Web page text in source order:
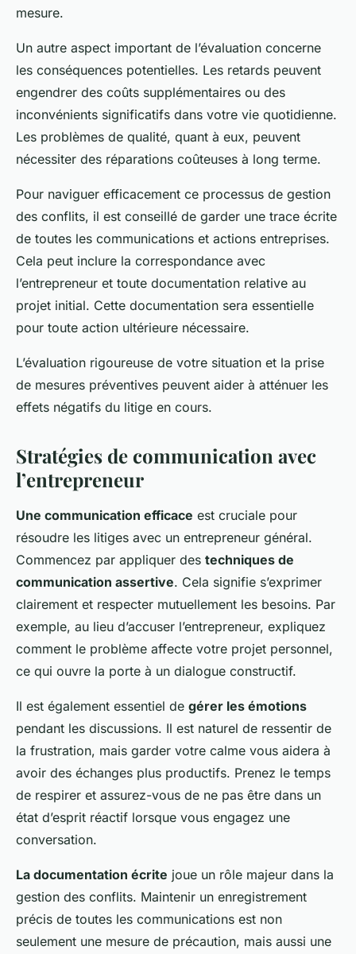
mesure.
Un autre aspect important de l’évaluation concerne
les conséquences potentielles. Les retards peuvent
engendrer des coûts supplémentaires ou des
inconvénients significatifs dans votre vie quotidienne.
Les problèmes de qualité, quant à eux, peuvent
nécessiter des réparations coûteuses à long terme.
Pour naviguer efficacement ce processus de gestion
des conflits, il est conseillé de garder une trace écrite
de toutes les communications et actions entreprises.
Cela peut inclure la correspondance avec
l’entrepreneur et toute documentation relative au
projet initial. Cette documentation sera essentielle
pour toute action ultérieure nécessaire.
L’évaluation rigoureuse de votre situation et la prise
de mesures préventives peuvent aider à atténuer les
effets négatifs du litige en cours.
Stratégies de communication avec
l’entrepreneur
Une communication efficace est cruciale pour
résoudre les litiges avec un entrepreneur général.
Commencez par appliquer des techniques de
communication assertive. Cela signifie s’exprimer
clairement et respecter mutuellement les besoins. Par
exemple, au lieu d’accuser l’entrepreneur, expliquez
comment le problème affecte votre projet personnel,
ce qui ouvre la porte à un dialogue constructif.
Il est également essentiel de gérer les émotions
pendant les discussions. Il est naturel de ressentir de
la frustration, mais garder votre calme vous aidera à
avoir des échanges plus productifs. Prenez le temps
de respirer et assurez-vous de ne pas être dans un
état d’esprit réactif lorsque vous engagez une
conversation.
La documentation écrite joue un rôle majeur dans la
gestion des conflits. Maintenir un enregistrement
précis de toutes les communications est non
seulement une mesure de précaution, mais aussi une